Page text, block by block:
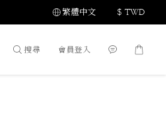
繁體中文 $ TWD
搜尋 會員登入